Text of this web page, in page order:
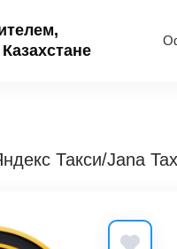
Такси/Jana